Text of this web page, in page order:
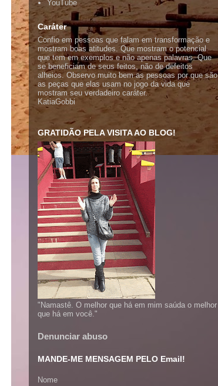
YouTube
Caráter
Confio em pessoas que falam em transformação e
mostram boas atitudes. Que mostram o potencial
que tem em exemplos e não apenas palavras. Que
se beneficiam de seus feitos, não de defeitos
alheios. Observo muito bem as pessoas por que são
as peças que elas usam no jogo da vida que
mostram seu verdadeiro caráter.
KatiaGobbi
GRATIDÃO PELA VISITA AO BLOG!
"Namastê. O melhor que há em mim saúda o melhor
que há em você."
Denunciar abuso
MANDE-ME MENSAGEM PELO Email!
Nome